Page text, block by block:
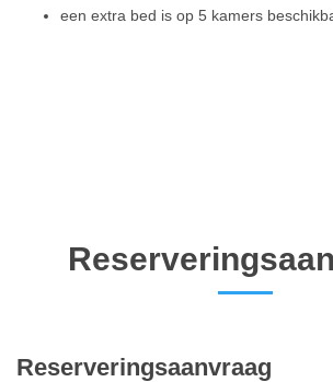
een extra bed is op 5 kamers
Reserveringsaanvraag